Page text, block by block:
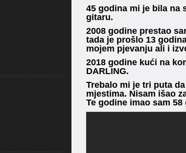
45 godina mi je bila na
gitaru.
2008 godine prestao
tada je prošlo 13
mojem pjevanju ali i
2018 godine kući na
DARLING.
Trebalo mi je tri puta
mjestima. Nisam išao
Te godine imao sam 58